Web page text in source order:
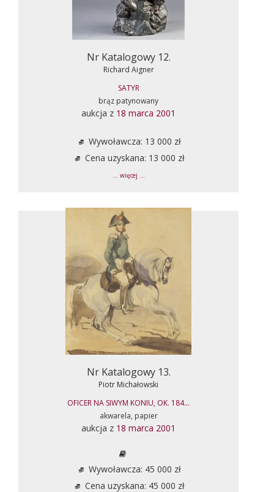
Nr Katalogowy 12.
Richard Aigner
SATYR
brąz patynowany
aukcja z 18 marca 2001
Wywoławcza: 13 000 zł
Cena uzyskana: 13 000 zł
... więcej ...
Nr Katalogowy 13.
Piotr Michałowski
OFICER NA SIWYM KONIU, OK. 184...
akwarela, papier
aukcja z 18 marca 2001
Wywoławcza: 45 000 zł
Cena uzyskana: 45 000 zł